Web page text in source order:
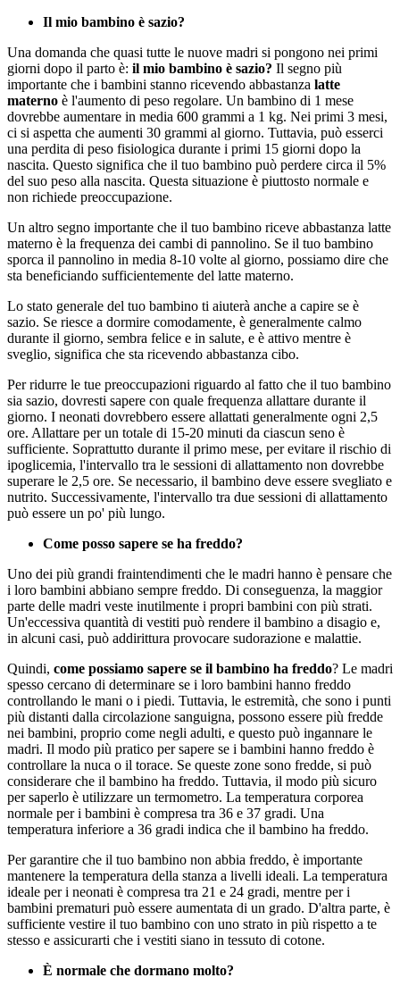
Il mio bambino è sazio?
Una domanda che quasi tutte le nuove madri si pongono nei primi
giorni dopo il parto è: il mio bambino è sazio? Il segno più
importante che i bambini stanno ricevendo abbastanza latte
materno è l'aumento di peso regolare. Un bambino di 1 mese
dovrebbe aumentare in media 600 grammi a 1 kg. Nei primi 3 mesi,
ci si aspetta che aumenti 30 grammi al giorno. Tuttavia, può esserci
una perdita di peso fisiologica durante i primi 15 giorni dopo la
nascita. Questo significa che il tuo bambino può perdere circa il 5%
del suo peso alla nascita. Questa situazione è piuttosto normale e
non richiede preoccupazione.
Un altro segno importante che il tuo bambino riceve abbastanza latte
materno è la frequenza dei cambi di pannolino. Se il tuo bambino
sporca il pannolino in media 8-10 volte al giorno, possiamo dire che
sta beneficiando sufficientemente del latte materno.
Lo stato generale del tuo bambino ti aiuterà anche a capire se è
sazio. Se riesce a dormire comodamente, è generalmente calmo
durante il giorno, sembra felice e in salute, e è attivo mentre è
sveglio, significa che sta ricevendo abbastanza cibo.
Per ridurre le tue preoccupazioni riguardo al fatto che il tuo bambino
sia sazio, dovresti sapere con quale frequenza allattare durante il
giorno. I neonati dovrebbero essere allattati generalmente ogni 2,5
ore. Allattare per un totale di 15-20 minuti da ciascun seno è
sufficiente. Soprattutto durante il primo mese, per evitare il rischio di
ipoglicemia, l'intervallo tra le sessioni di allattamento non dovrebbe
superare le 2,5 ore. Se necessario, il bambino deve essere svegliato e
nutrito. Successivamente, l'intervallo tra due sessioni di allattamento
può essere un po' più lungo.
Come posso sapere se ha freddo?
Uno dei più grandi fraintendimenti che le madri hanno è pensare che
i loro bambini abbiano sempre freddo. Di conseguenza, la maggior
parte delle madri veste inutilmente i propri bambini con più strati.
Un'eccessiva quantità di vestiti può rendere il bambino a disagio e,
in alcuni casi, può addirittura provocare sudorazione e malattie.
Quindi, come possiamo sapere se il bambino ha freddo? Le madri
spesso cercano di determinare se i loro bambini hanno freddo
controllando le mani o i piedi. Tuttavia, le estremità, che sono i punti
più distanti dalla circolazione sanguigna, possono essere più fredde
nei bambini, proprio come negli adulti, e questo può ingannare le
madri. Il modo più pratico per sapere se i bambini hanno freddo è
controllare la nuca o il torace. Se queste zone sono fredde, si può
considerare che il bambino ha freddo. Tuttavia, il modo più sicuro
per saperlo è utilizzare un termometro. La temperatura corporea
normale per i bambini è compresa tra 36 e 37 gradi. Una
temperatura inferiore a 36 gradi indica che il bambino ha freddo.
Per garantire che il tuo bambino non abbia freddo, è importante
mantenere la temperatura della stanza a livelli ideali. La temperatura
ideale per i neonati è compresa tra 21 e 24 gradi, mentre per i
bambini prematuri può essere aumentata di un grado. D'altra parte, è
sufficiente vestire il tuo bambino con uno strato in più rispetto a te
stesso e assicurarti che i vestiti siano in tessuto di cotone.
È normale che dormano molto?